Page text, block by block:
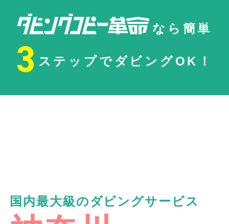
なら簡単
3 ステップでダビングOK！
国内最大級のダビングサービス